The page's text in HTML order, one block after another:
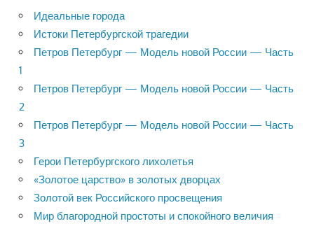
Идеальные города
Истоки Петербургской трагедии
Петров Петербург — Модель новой России — Часть
1
Петров Петербург — Модель новой России — Часть
2
Петров Петербург — Модель новой России — Часть
3
Герои Петербургского лихолетья
«Золотое царство» в золотых дворцах
Золотой век Российского просвещения
Мир благородной простоты и спокойного величия